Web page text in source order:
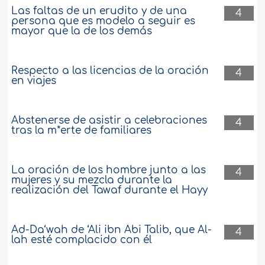
423373 15-11-2020
As-salam alaikum. Cuando lavo mis
deja, ¿se puede aceptar eso? ¿Cómo
debe lavar el musulmán la impureza de
408553 25-10-2020
4
Las faltas de un erudito y de una
persona que es modelo a seguir es
mayor que la de los demás
4
Respecto a las licencias de la oración
en viajes
4
Abstenerse de asistir a celebraciones
tras la m*erte de familiares
4
La oración de los hombre junto a las
mujeres y su mezcla durante la
realización del Tawaf durante el Hayy
4
Ad-Da‘wah de ‘Ali ibn Abi Talib, que Al-
lah esté complacido con él